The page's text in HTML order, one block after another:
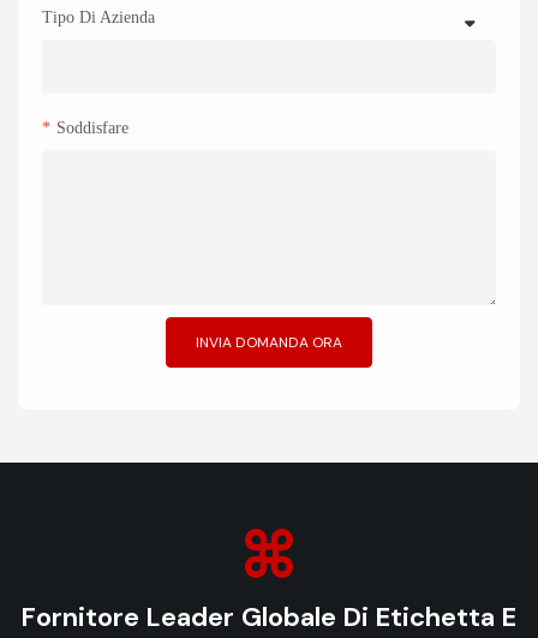
Tipo Di Azienda
Soddisfare
INVIA DOMANDA ORA
Fornitore Leader Globale Di Etichetta E